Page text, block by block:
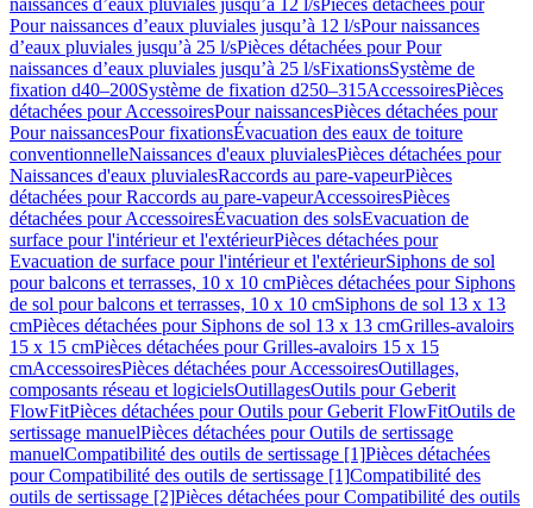
naissances d’eaux pluviales jusqu’à 12 l/sPièces détachées pour
Pour naissances d’eaux pluviales jusqu’à 12 l/sPour naissances
d’eaux pluviales jusqu’à 25 l/sPièces détachées pour Pour
naissances d’eaux pluviales jusqu’à 25 l/sFixationsSystème de
fixation d40–200Système de fixation d250–315AccessoiresPièces
détachées pour AccessoiresPour naissancesPièces détachées pour
Pour naissancesPour fixationsÉvacuation des eaux de toiture
conventionnelleNaissances d'eaux pluvialesPièces détachées pour
Naissances d'eaux pluvialesRaccords au pare-vapeurPièces
détachées pour Raccords au pare-vapeurAccessoiresPièces
détachées pour AccessoiresÉvacuation des solsEvacuation de
surface pour l'intérieur et l'extérieurPièces détachées pour
Evacuation de surface pour l'intérieur et l'extérieurSiphons de sol
pour balcons et terrasses, 10 x 10 cmPièces détachées pour Siphons
de sol pour balcons et terrasses, 10 x 10 cmSiphons de sol 13 x 13
cmPièces détachées pour Siphons de sol 13 x 13 cmGrilles-avaloirs
15 x 15 cmPièces détachées pour Grilles-avaloirs 15 x 15
cmAccessoiresPièces détachées pour AccessoiresOutillages,
composants réseau et logicielsOutillagesOutils pour Geberit
FlowFitPièces détachées pour Outils pour Geberit FlowFitOutils de
sertissage manuelPièces détachées pour Outils de sertissage
manuelCompatibilité des outils de sertissage [1]Pièces détachées
pour Compatibilité des outils de sertissage [1]Compatibilité des
outils de sertissage [2]Pièces détachées pour Compatibilité des outils